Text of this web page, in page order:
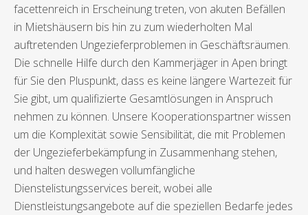
facettenreich in Erscheinung treten, von akuten Befällen
in Mietshäusern bis hin zu zum wiederholten Mal
auftretenden Ungezieferproblemen in Geschäftsräumen.
Die schnelle Hilfe durch den Kammerjäger in Apen bringt
für Sie den Pluspunkt, dass es keine längere Wartezeit für
Sie gibt, um qualifizierte Gesamtlösungen in Anspruch
nehmen zu können. Unsere Kooperationspartner wissen
um die Komplexität sowie Sensibilität, die mit Problemen
der Ungezieferbekämpfung in Zusammenhang stehen,
und halten deswegen vollumfängliche
Dienstelistungsservices bereit, wobei alle
Dienstleistungsangebote auf die speziellen Bedarfe jedes